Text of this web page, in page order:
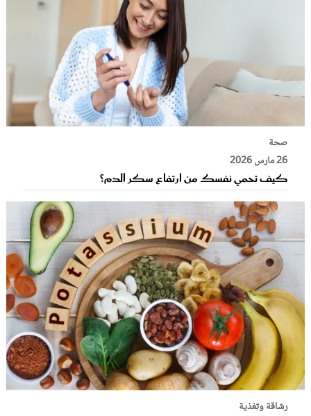
صحة
26 مارس 2026
كيف تحمي نفسك من ارتفاع سكر الدم؟
رشاقة وتغذية